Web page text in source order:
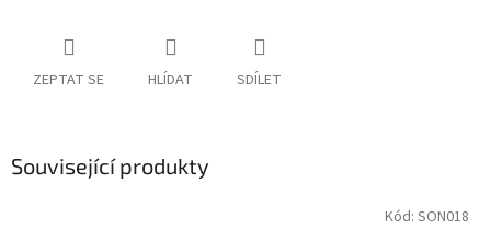
ZEPTAT SE HLÍDAT SDÍLET
Související produkty
Kód: SON018